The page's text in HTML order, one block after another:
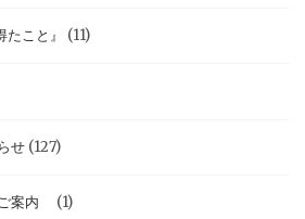
こと』 (11)
せ (127)
案内 (1)